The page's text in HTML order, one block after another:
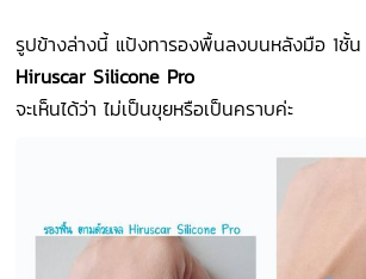
รูปข้างล่างนี้ แป้งทารองพื้นลงบนหลังมือ 1ชั้
Hiruscar Silicone Pro
จะเห็นได้ว่า ไม่เป็นขุยหรือเป็นคราบค่ะ